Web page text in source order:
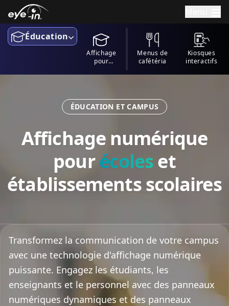
Éducation
Affichage
pour
Menus de
cafétéria
Kiosques
interactifs
ÉDUCATION ET CAMPUS
Affichage numérique
pourécoleset
établissements scolaires
Transformez la communication de votre campus
avec une technologie d'affichage numérique
puissante. Engagez les étudiants, les
enseignants et le personnel avec des panneaux
numériques dynamiques et des panneaux